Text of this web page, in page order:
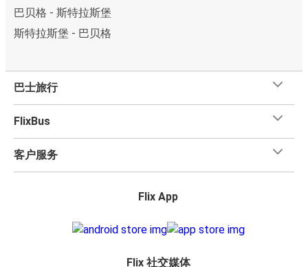
巴贝格 - 斯特拉斯堡
斯特拉斯堡 - 巴贝格
巴士旅行
FlixBus
客户服务
Flix App
Flix 社交媒体